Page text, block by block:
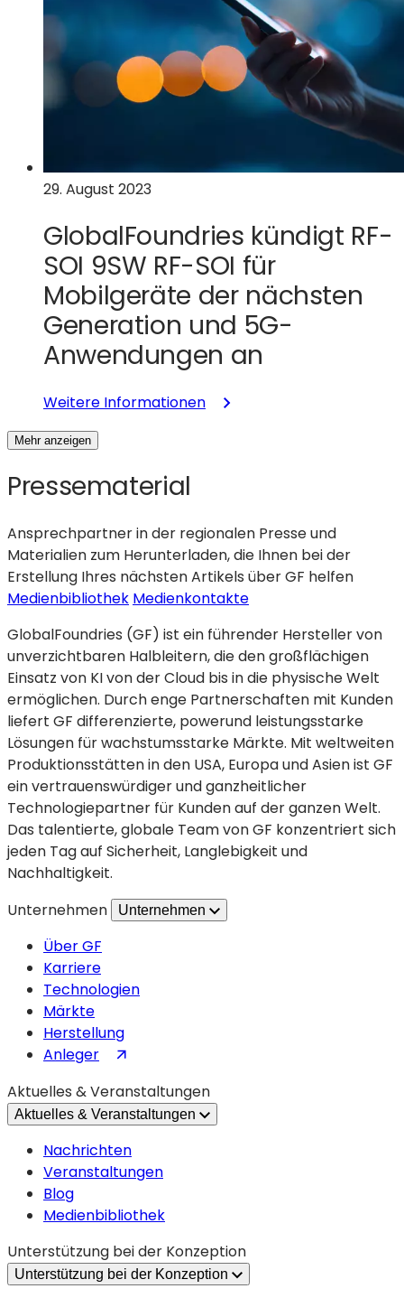
Regierung
Fördermittel
in
Höhe
US-
Beschleunigung
der
Produktion
von
GaN-
Chips
der
Generation
29. August 2023
GlobalFoundries kündigt RF-
SOI 9SW RF-SOI für
Mobilgeräte der nächsten
Generation und 5G-
Anwendungen an
Weitere Informationen:
RF-
SOI
für
Mobilgeräte
nächsten
Generation
und
5G-
Anwendungen
an
Mehr anzeigen
Pressematerial
Ansprechpartner in der regionalen Presse und
Materialien zum Herunterladen, die Ihnen bei der
Erstellung Ihres nächsten Artikels über GF helfen
Medienbibliothek(wird
einem
neuen
Tab
geöffnet)
Medienkontakte
GlobalFoundries (GF) ist ein führender Hersteller von
unverzichtbaren Halbleitern, die den großflächigen
Einsatz von KI von der Cloud bis in die physische Welt
ermöglichen. Durch enge Partnerschaften mit Kunden
liefert GF differenzierte, powerund leistungsstarke
Lösungen für wachstumsstarke Märkte. Mit weltweiten
Produktionsstätten in den USA, Europa und Asien ist GF
ein vertrauenswürdiger und ganzheitlicher
Technologiepartner für Kunden auf der ganzen Welt.
Das talentierte, globale Team von GF konzentriert sich
jeden Tag auf Sicherheit, Langlebigkeit und
Nachhaltigkeit.
Unternehmen
Unternehmen
Über GF
Karriere
Technologien
Märkte
Herstellung
Anleger
einem
neuen
geöffnet)
Aktuelles & Veranstaltungen
Aktuelles & Veranstaltungen
Nachrichten
Veranstaltungen
Blog
Medienbibliothek
Unterstützung bei der Konzeption
Unterstützung bei der Konzeption